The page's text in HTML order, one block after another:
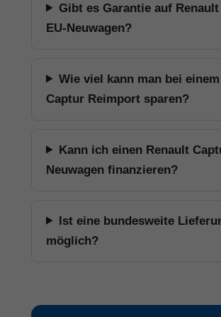
Gibt es Garantie auf
EU-Neuwagen?
Wie viel kann man bei
Captur Reimport sparen?
Kann ich einen Renault
Neuwagen finanzieren?
Ist eine bundesweite
möglich?